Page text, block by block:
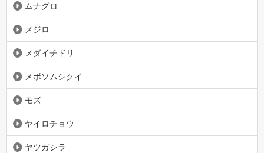
ムナグロ
メジロ
メダイチドリ
メボソムシクイ
モズ
ヤイロチョウ
ヤツガシラ